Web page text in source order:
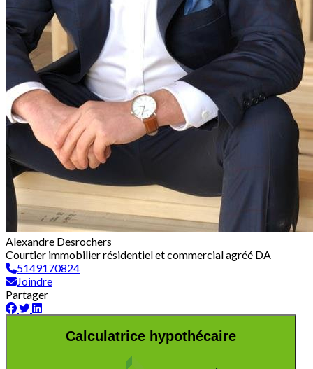
Alexandre Desrochers
Courtier immobilier résidentiel et commercial agréé DA
5149170824
Joindre
Partager
Calculatrice hypothécaire